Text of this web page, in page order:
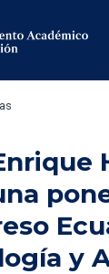
y